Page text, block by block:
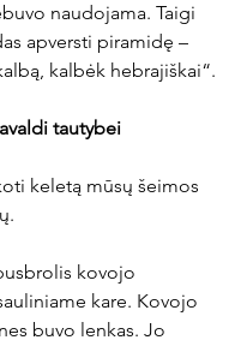
naudojama. Taigi
apversti piramidę –
kalbėk hebrajiškai“.
tautybei
keletą mūsų šeimos
kovojo
kare. Kovojo
buvo lenkas. Jo